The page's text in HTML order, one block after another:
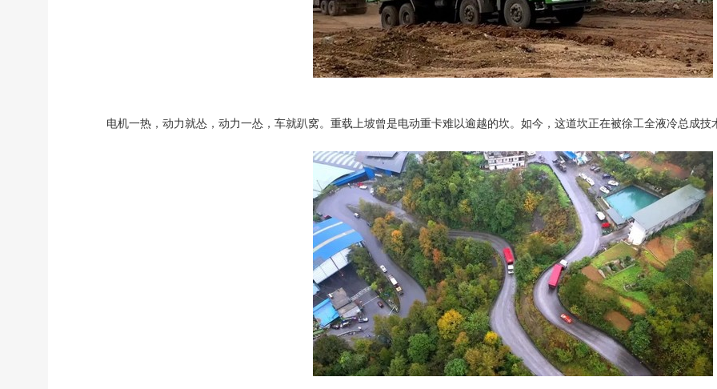
电机一热，动力就怂，动力一怂，车就趴窝。重载上坡曾是电动重卡难以逾越的坎。如今，这道坎正在被徐工全液冷总成技